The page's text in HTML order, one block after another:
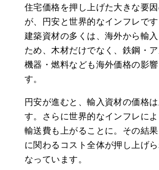
住宅価格を押し上げた大きな要
が、円安と世界的なインフレです
建築資材の多くは、海外から輸
ため、木材だけでなく、鉄鋼・
機器・燃料なども海外価格の影響
す。
円安が進むと、輸入資材の価格
す。さらに世界的なインフレに
輸送費も上がることに。その結
に関わるコスト全体が押し上げ
なっています。